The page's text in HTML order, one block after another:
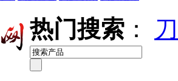
热门搜索 ：